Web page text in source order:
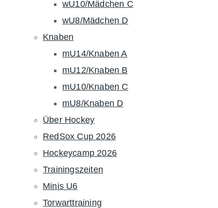
wU10/Mädchen C
wU8/Mädchen D
Knaben
mU14/Knaben A
mU12/Knaben B
mU10/Knaben C
mU8/Knaben D
Über Hockey
RedSox Cup 2026
Hockeycamp 2026
Trainingszeiten
Minis U6
Torwarttraining